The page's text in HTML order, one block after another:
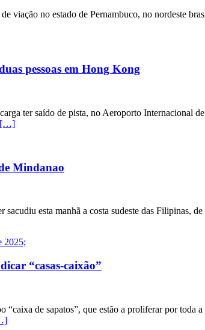
viação no estado de Pernambuco, no nordeste
pessoas em Hong Kong
ter saído de pista, no Aeroporto
[…]
Mindanao
sacudiu esta manhã a costa sudeste das
“casas-caixão”
“caixa de sapatos”, que estão a proliferar por